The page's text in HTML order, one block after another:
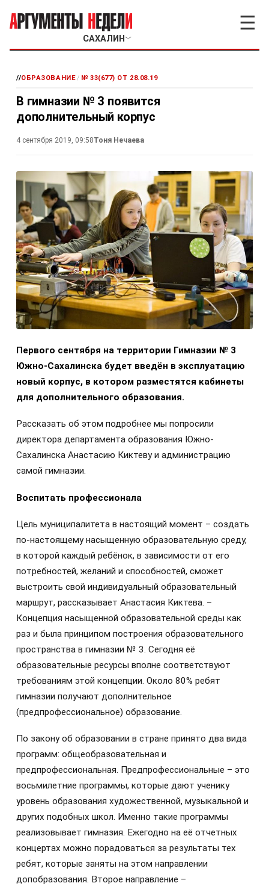
САХАЛИН ﹀
☰
//ОБРАЗОВАНИЕ/ № 33(677) ОТ 28.08.19
В гимназии № 3 появится
дополнительный корпус
4 сентября 2019, 09:58Тоня Нечаева
Первого сентября на территории Гимназии № 3
Южно-Сахалинска будет введён в эксплуатацию
новый корпус, в котором разместятся кабинеты
для дополнительного образования.
Рассказать об этом подробнее мы попросили
директора департамента образования Южно-
Сахалинска Анастасию Киктеву и администрацию
самой гимназии.
Воспитать профессионала
Цель муниципалитета в настоящий момент – создать
по-настоящему насыщенную образовательную среду,
в которой каждый ребёнок, в зависимости от его
потребностей, желаний и способностей, сможет
выстроить свой индивидуальный образовательный
маршрут, рассказывает Анастасия Киктева. –
Концепция насыщенной образовательной среды как
раз и была принципом построения образовательного
пространства в гимназии № 3. Сегодня её
образовательные ресурсы вполне соответствуют
требованиям этой концепции. Около 80% ребят
гимназии получают дополнительное
(предпрофессиональное) образование.
По закону об образовании в стране принято два вида
программ: общеобразовательная и
предпрофессиональная. Предпрофессиональные – это
восьмилетние программы, которые дают ученику
уровень образования художественной, музыкальной и
других подобных школ. Именно такие программы
реализовывает гимназия. Ежегодно на её отчетных
концертах можно порадоваться за результаты тех
ребят, которые заняты на этом направлении
допобразования. Второе направление –